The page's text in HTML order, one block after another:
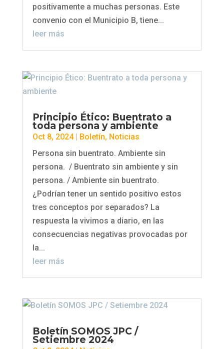
positivamente a muchas personas. Este
convenio con el Municipio B, tiene...
leer más
Principio Ético: Buentrato a
toda persona y ambiente
Oct 8, 2024| Boletín, Noticias
Persona sin buentrato. Ambiente sin
persona. / Buentrato sin ambiente y sin
persona. / Ambiente sin buentrato.
¿Podrían tener un sentido positivo estos
tres conceptos por separados? La
respuesta la vivimos a diario, en las
consecuencias negativas provocadas por
la...
leer más
Boletín SOMOS JPC /
Setiembre 2024